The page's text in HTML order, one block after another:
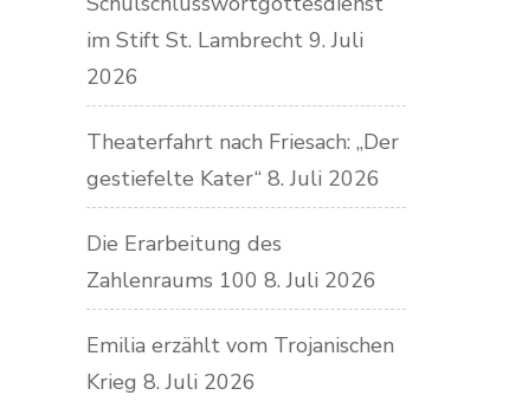
im Stift St. Lambrecht 9. Juli
2026
Theaterfahrt nach Friesach: „Der
gestiefelte Kater“ 8. Juli 2026
Die Erarbeitung des
Zahlenraums 100 8. Juli 2026
Emilia erzählt vom Trojanischen
Krieg 8. Juli 2026